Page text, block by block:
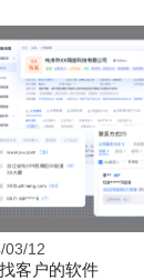
03/12
客户的软件